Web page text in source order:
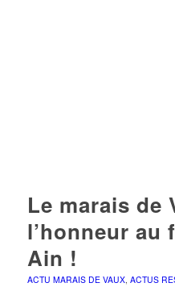
Le marais de
l’honneur au
Ain !
ACTU MARAIS DE VAUX, ACTUS